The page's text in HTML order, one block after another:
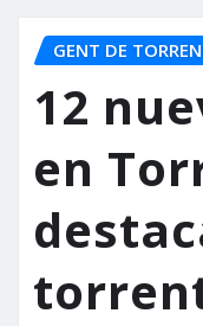
GENT DE
12
en